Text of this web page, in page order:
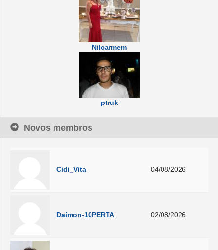
Nilcarmem
ptruk
Novos membros
Cidi_Vita 04/08/2026
Daimon-10PERTA 02/08/2026